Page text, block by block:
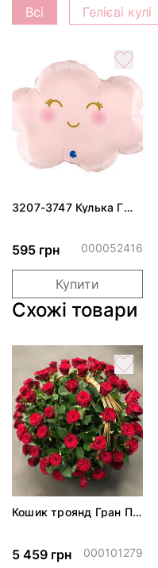
Всі Гелієві кулі
3207-3747 Кулька Г
595 грн 000052416
Купити
Схожі товари
Кошик троянд Гран Прі
5 459 грн 000101279